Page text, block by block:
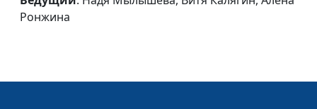
пятёрок
Калягин, Алёна Ронжина
Ронжина